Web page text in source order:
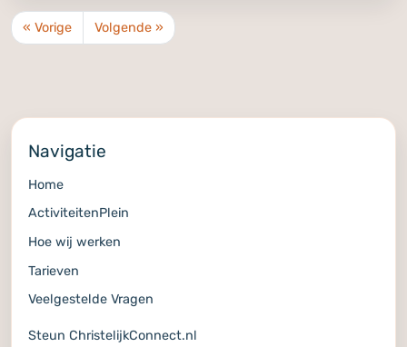
« Vorige Volgende »
Navigatie
Home
ActiviteitenPlein
Hoe wij werken
Tarieven
Veelgestelde Vragen
Steun ChristelijkConnect.nl